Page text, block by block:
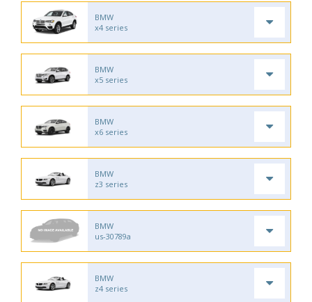
BMW
x4 series
BMW
x5 series
BMW
x6 series
BMW
z3 series
BMW
us-30789a
BMW
z4 series